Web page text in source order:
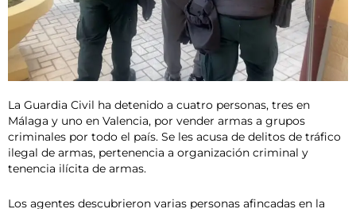
La Guardia Civil ha detenido a cuatro personas, tres en
Málaga y uno en Valencia, por vender armas a grupos
criminales por todo el país. Se les acusa de delitos de tráfico
ilegal de armas, pertenencia a organización criminal y
tenencia ilícita de armas.
Los agentes descubrieron varias personas afincadas en la